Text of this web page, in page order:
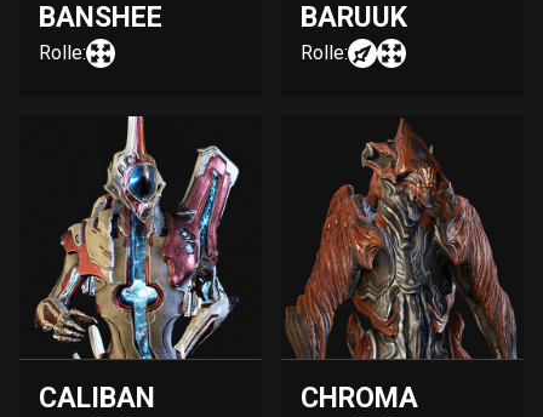
BANSHEE
Rolle:
BARUUK
Rolle:
CALIBAN CHROMA